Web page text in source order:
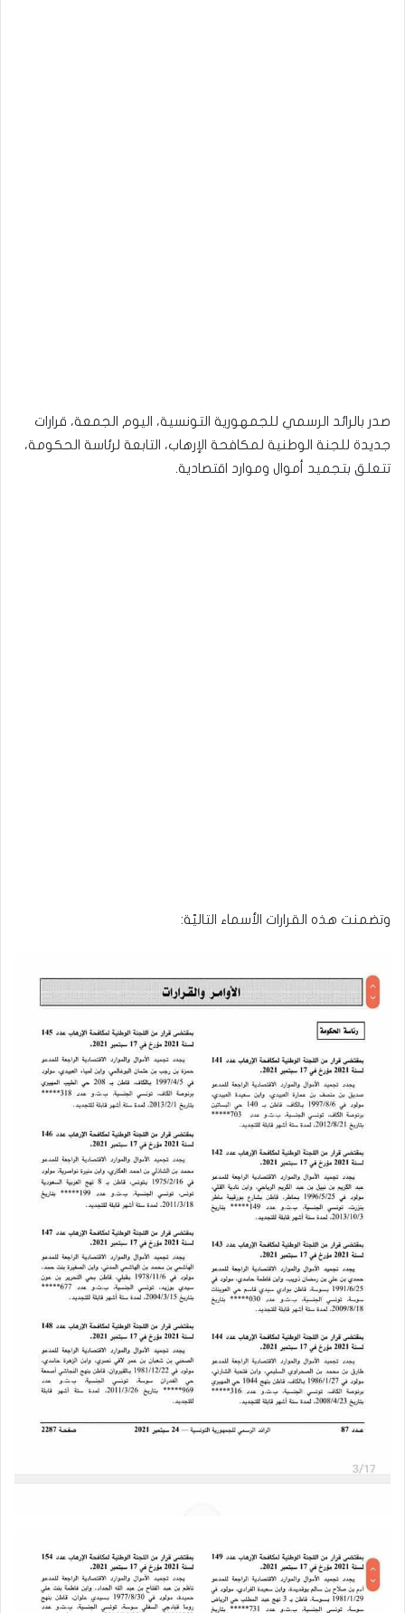
صدر بالرائد الرسمي للجمهورية التونسية، اليوم الجمعة، قرارات
جديدة للجنة الوطنية لمكافحة الإرهاب، التابعة لرئاسة الحكومة،
تتعلق بتجميد أموال وموارد اقتصادية.
وتضمنت هذه القرارات الأسماء التاليّة: